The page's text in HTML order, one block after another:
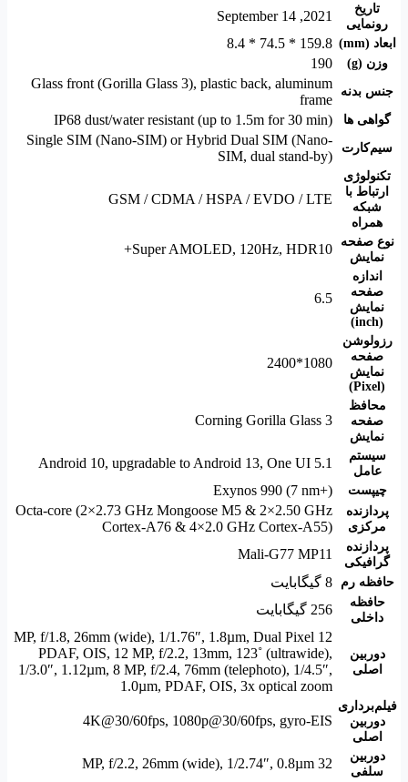
تاریخ
رونمایی
2021, September 14
ابعاد (mm) 159.8 * 74.5 * 8.4
وزن (g) 190
جنس بدنه
Glass front (Gorilla Glass 3), plastic back, aluminum
frame
گواهی ها IP68 dust/water resistant (up to 1.5m for 30 min)
سیم‌کارت
Single SIM (Nano-SIM) or Hybrid Dual SIM (Nano-
SIM, dual stand-by)
تکنولوژی
ارتباط با
شبکه
همراه
GSM / CDMA / HSPA / EVDO / LTE
نوع صفحه
نمایش
Super AMOLED, 120Hz, HDR10+
اندازه
صفحه
نمایش
(inch)
6.5
رزولوشن
صفحه
نمایش
(Pixel)
1080*2400
محافظ
صفحه
نمایش
Corning Gorilla Glass 3
سیستم
عامل
Android 10, upgradable to Android 13, One UI 5.1
چیپست Exynos 990 (7 nm+)
پردازنده
مرکزی
Octa-core (2×2.73 GHz Mongoose M5 & 2×2.50 GHz
Cortex-A76 & 4×2.0 GHz Cortex-A55)
پردازنده
گرافیکی
Mali-G77 MP11
حافظه رم 8 گیگابایت
حافظه
داخلی
256 گیگابایت
دوربین
اصلی
12 MP, f/1.8, 26mm (wide), 1/1.76″, 1.8µm, Dual Pixel
PDAF, OIS, 12 MP, f/2.2, 13mm, 123˚ (ultrawide),
1/3.0″, 1.12µm, 8 MP, f/2.4, 76mm (telephoto), 1/4.5″,
1.0µm, PDAF, OIS, 3x optical zoom
فیلم‌برداری
دوربین
اصلی
4K@30/60fps, 1080p@30/60fps, gyro-EIS
دوربین
سلفی
32 MP, f/2.2, 26mm (wide), 1/2.74″, 0.8µm